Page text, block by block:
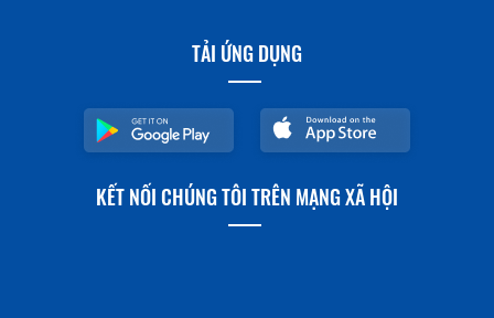
TẢI ỨNG DỤNG
KẾT NỐI CHÚNG TÔI TRÊN MẠNG XÃ HỘI